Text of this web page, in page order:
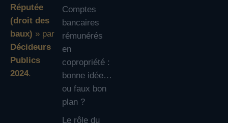
Réputée
(droit des
baux) » par
Décideurs
Publics
2024.
Comptes
bancaires
rémunérés
en
copropriété :
bonne idée…
ou faux bon
plan ?
Le rôle du